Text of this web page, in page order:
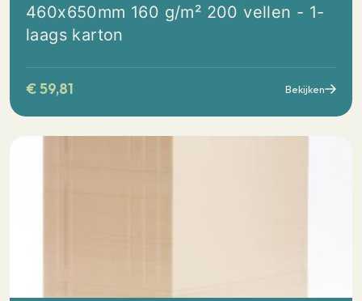
460x650mm 160 g/m² 200 vellen - 1-
laags karton
€59,81 Bekijken